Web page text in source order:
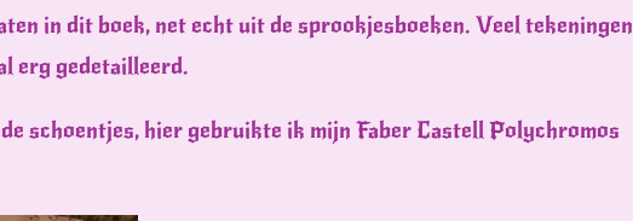
in dit boek, net echt uit de sprookjesboeken. Veel tekeningen
erg gedetailleerd.
schoentjes, hier gebruikte ik mijn Faber Castell Polychromos